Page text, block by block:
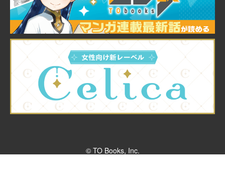
© TO Books, Inc.